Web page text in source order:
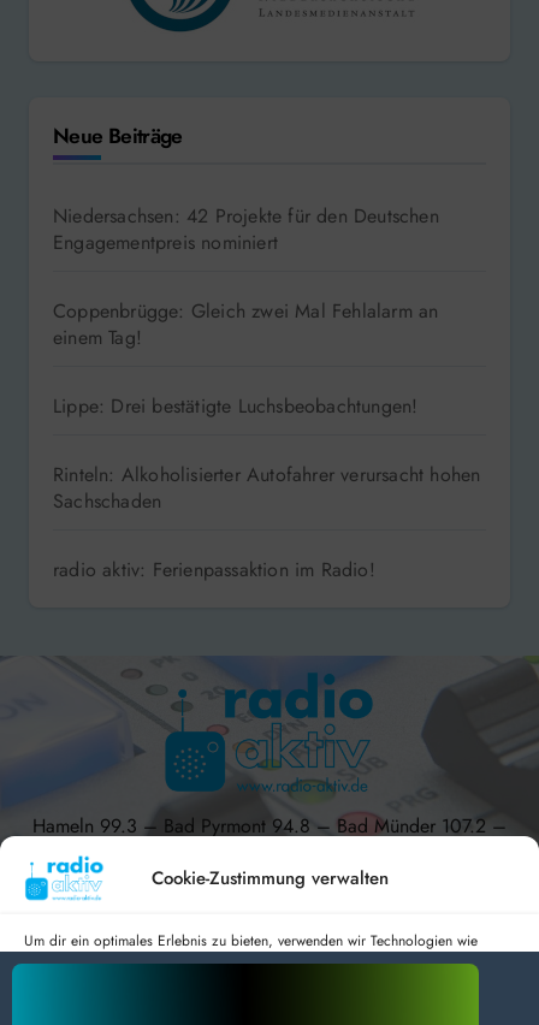
Cookie-Zustimmung verwalten
Um dir ein optimales Erlebnis zu bieten, verwenden wir Technologien wie
Cookies, um Geräteinformationen zu speichern und/oder darauf zuzugreifen.
Neue Beiträge
Niedersachsen: 42 Projekte für den Deutschen
Engagementpreis nominiert
Coppenbrügge: Gleich zwei Mal Fehlalarm an
einem Tag!
Lippe: Drei bestätigte Luchsbeobachtungen!
Rinteln: Alkoholisierter Autofahrer verursacht hohen
Sachschaden
radio aktiv: Ferienpassaktion im Radio!
Hameln 99.3 – Bad Pyrmont 94.8 – Bad Münder 107.2 –
DAB+ 9C
radio aktiv e.V.